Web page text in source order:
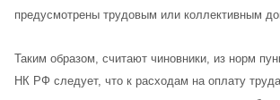
предусмотрены трудовым или коллективным
Таким образом, считают чиновники, из норм
НК РФ следует, что к расходам на оплату